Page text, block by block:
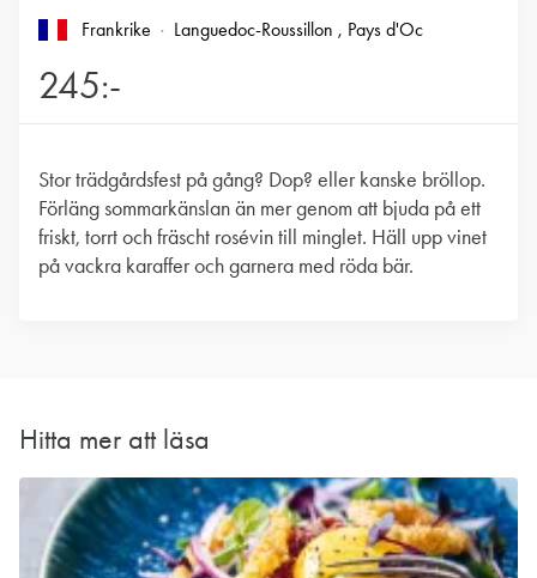
Frankrike Languedoc-Roussillon , Pays d'Oc
245:-
Stor trädgårdsfest på gång? Dop? eller kanske bröllop.
Förläng sommarkänslan än mer genom att bjuda på ett
friskt, torrt och fräscht rosévin till minglet. Häll upp vinet
på vackra karaffer och garnera med röda bär.
Hitta mer att läsa